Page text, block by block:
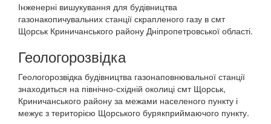
Інженерні вишукування для будівництва
газонакопичувальних станції скрапленого газу в смт
Щорськ Криничанського району Дніпропетровської області.
Геологорозвідка
Геологорозвідка будівництва газонаповнювальної станції
знаходиться на північно-східній околиці смт Щорськ,
Криничанського району за межами населеного пункту і
межує з територією Щорського бурякприймаючого пункту.